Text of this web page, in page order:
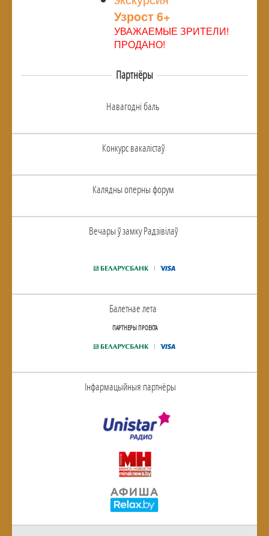
Узрoст 6+
УВАЖАЕМЫЕ ЗРИТЕЛИ!
ПРОДАНО!
Партнёры
Навагоднi баль
Конкурс вакалiстаў
Калядны оперны форум
Вечары ў замку Радзiвiлаў
Балетнае лета
ПАРТНЕРЫ ПРОЕКТА
Інфармацыйныя партнёры